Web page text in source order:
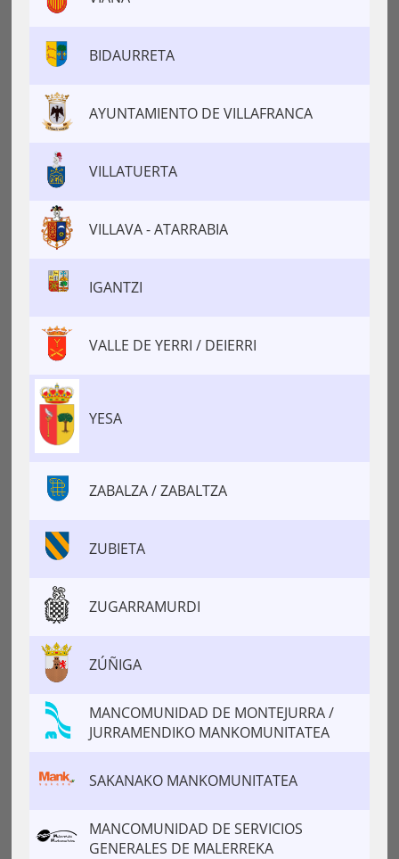
BIDAURRETA
AYUNTAMIENTO DE VILLAFRANCA
VILLATUERTA
VILLAVA - ATARRABIA
IGANTZI
VALLE DE YERRI / DEIERRI
YESA
ZABALZA / ZABALTZA
ZUBIETA
ZUGARRAMURDI
ZÚÑIGA
MANCOMUNIDAD DE MONTEJURRA /
JURRAMENDIKO MANKOMUNITATEA
SAKANAKO MANKOMUNITATEA
MANCOMUNIDAD DE SERVICIOS
GENERALES DE MALERREKA